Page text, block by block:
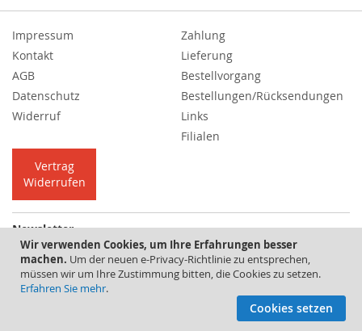
Wir verwenden Cookies, um Ihre Erfahrungen besser
machen. Um der neuen e-Privacy-Richtlinie zu entsprechen,
müssen wir um Ihre Zustimmung bitten, die Cookies zu setzen.
Erfahren Sie mehr.
Cookies setzen
Impressum
Kontakt
AGB
Datenschutz
Widerruf
Vertrag
Widerrufen
Zahlung
Lieferung
Bestellvorgang
Bestellungen/Rücksendungen
Links
Filialen
Newsletter
Melden
Sie
sich
Abonnieren
Full-Service-Agentur |